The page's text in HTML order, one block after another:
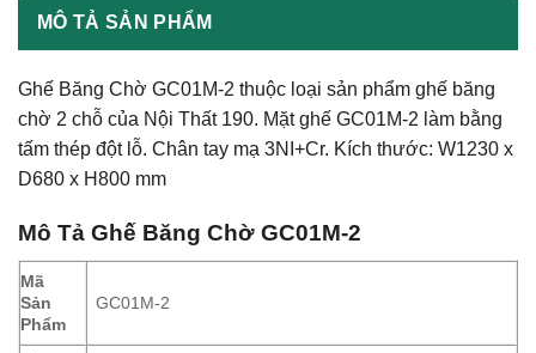
MÔ TẢ SẢN PHẨM
Ghế Băng Chờ GC01M-2 thuộc loại sản phẩm ghế băng
chờ 2 chỗ của Nội Thất 190. Mặt ghế GC01M-2 làm bằng
tấm thép đột lỗ. Chân tay mạ 3NI+Cr. Kích thước: W1230 x
D680 x H800 mm
Mô Tả Ghế Băng Chờ GC01M-2
Mã
Sản
Phẩm
GC01M-2